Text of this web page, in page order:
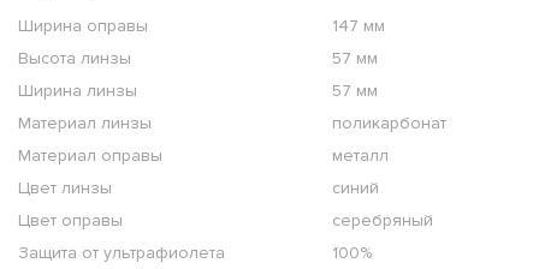
Ширина оправы
147 мм
Высота линзы
57 мм
Ширина линзы
57 мм
Материал линзы
поликарбонат
Материал оправы
металл
Цвет линзы
синий
Цвет оправы
серебряный
Защита от ультрафиолета
100%